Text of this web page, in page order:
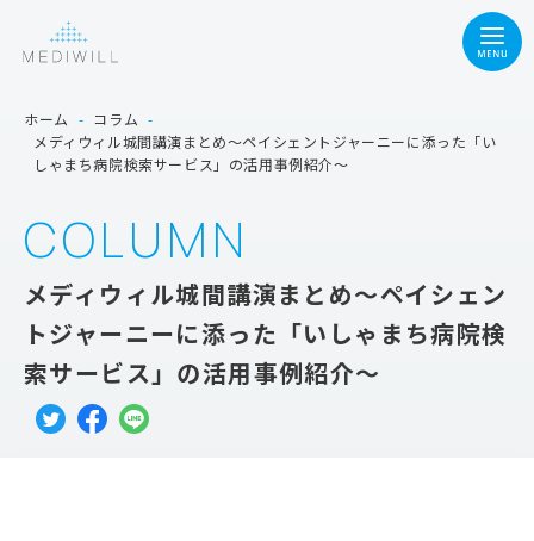
ホーム - コラム -
メディウィル城間講演まとめ～ペイシェントジャーニーに添った「い
しゃまち病院検索サービス」の活用事例紹介～
COLUMN
メディウィル城間講演まとめ～ペイシェン
トジャーニーに添った「いしゃまち病院検
索サービス」の活用事例紹介～